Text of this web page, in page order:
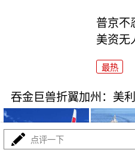
普京不
美资无
最热
吞金巨兽折翼加州：美
点评一下